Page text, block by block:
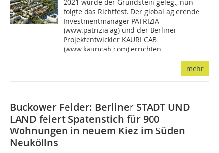
2021 wurde der Grundstein gelegt, nun
folgte das Richtfest. Der global agierende
Investmentmanager PATRIZIA
(www.patrizia.ag) und der Berliner
Projektentwickler KAURI CAB
(www.kauricab.com) errichten...
mehr
Buckower Felder: Berliner STADT UND
LAND feiert Spatenstich für 900
Wohnungen in neuem Kiez im Süden
Neuköllns